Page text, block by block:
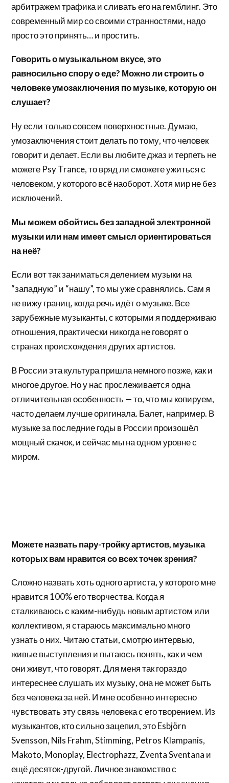
арбитражем трафика и сливать его на гемблинг. Это
современный мир со своими странностями, надо
просто это принять… и простить.
Говорить о музыкальном вкусе, это
равносильно спору о еде? Можно ли строить о
человеке умозаключения по музыке, которую он
слушает?
Ну если только совсем поверхностные. Думаю,
умозаключения стоит делать по тому, что человек
говорит и делает. Если вы любите джаз и терпеть не
можете Psy Trance, то вряд ли сможете ужиться с
человеком, у которого всё наоборот. Хотя мир не без
исключений.
Мы можем обойтись без западной электронной
музыки или нам имеет смысл ориентироваться
на неё?
Если вот так заниматься делением музыки на
“западную” и “нашу”, то мы уже сравнялись. Сам я
не вижу границ, когда речь идёт о музыке. Все
зарубежные музыканты, с которыми я поддерживаю
отношения, практически никогда не говорят о
странах происхождения других артистов.
В России эта культура пришла немного позже, как и
многое другое. Но у нас прослеживается одна
отличительная особенность — то, что мы копируем,
часто делаем лучше оригинала. Балет, например. В
музыке за последние годы в России произошёл
мощный скачок, и сейчас мы на одном уровне с
миром.
Можете назвать пару-тройку артистов, музыка
которых вам нравится со всех точек зрения?
Сложно назвать хоть одного артиста, у которого мне
нравится 100% его творчества. Когда я
сталкиваюсь с каким-нибудь новым артистом или
коллективом, я стараюсь максимально много
узнать о них. Читаю статьи, смотрю интервью,
живые выступления и пытаюсь понять, как и чем
они живут, что говорят. Для меня так гораздо
интереснее слушать их музыку, она не может быть
без человека за ней. И мне особенно интересно
чувствовать эту связь человека с его творением. Из
музыкантов, кто сильно зацепил, это Esbjörn
Svensson, Nils Frahm, Stimming, Petros Klampanis,
Makoto, Monoplay, Electrophazz, Zventa Sventana и
ещё десяток-другой. Личное знакомство с